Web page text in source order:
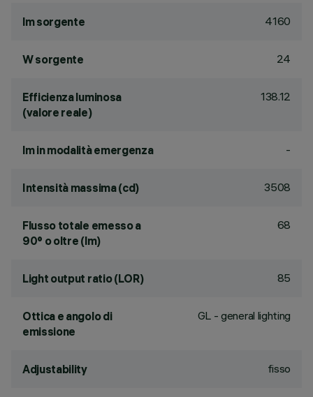
lm sorgente 4160
W sorgente 24
Efficienza luminosa
(valore reale)
138.12
lm in modalità emergenza -
Intensità massima (cd) 3508
Flusso totale emesso a
90° o oltre (lm)
68
Light output ratio (LOR) 85
Ottica e angolo di
emissione
GL - general lighting
Adjustability fisso